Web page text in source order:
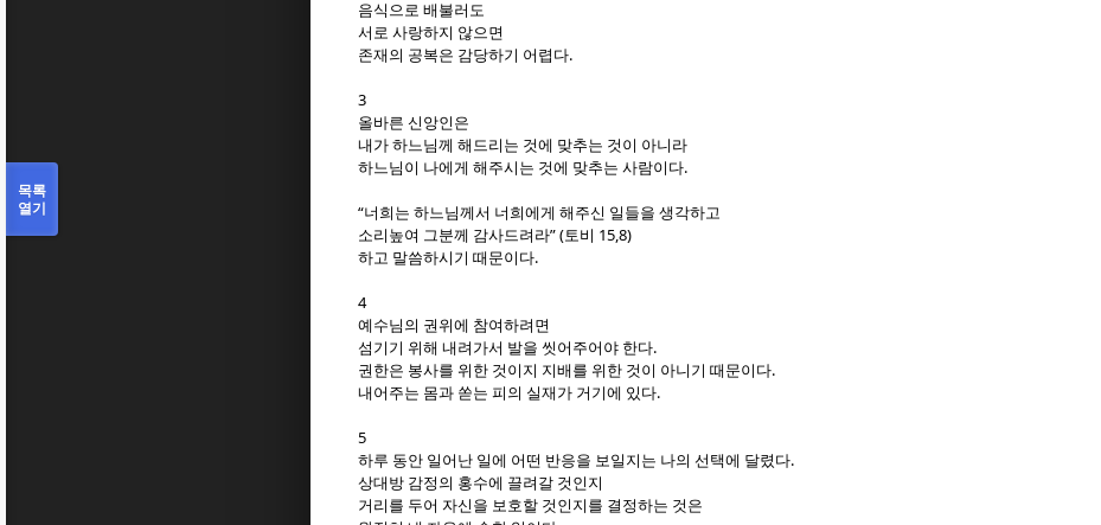
음식으로 배불러도
서로 사랑하지 않으면
존재의 공복은 감당하기 어렵다.
3
올바른 신앙인은
내가 하느님께 해드리는 것에 맞추는 것이 아니라
하느님이 나에게 해주시는 것에 맞추는 사람이다.
“너희는 하느님께서 너희에게 해주신 일들을 생각하고
소리높여 그분께 감사드려라” (토비 15,8)
하고 말씀하시기 때문이다.
4
예수님의 권위에 참여하려면
섬기기 위해 내려가서 발을 씻어주어야 한다.
권한은 봉사를 위한 것이지 지배를 위한 것이 아니기 때문이다.
내어주는 몸과 쏟는 피의 실재가 거기에 있다.
5
하루 동안 일어난 일에 어떤 반응을 보일지는 나의 선택에 달렸다.
상대방 감정의 홍수에 끌려갈 것인지
거리를 두어 자신을 보호할 것인지를 결정하는 것은
목록
열기